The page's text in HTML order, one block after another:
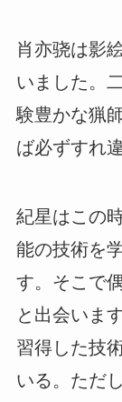
肖亦骁は影
いました。
験豊かな猟
ば必ずすれ
紀星はこの
能の技術を
す。そこで
と出会いま
習得した技
いる。ただ